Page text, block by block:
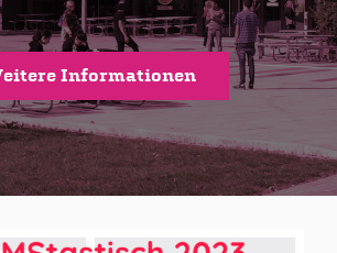
Informationen